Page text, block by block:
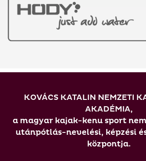
KOVÁCS KATALIN NEMZETI
AKADÉMIA,
a magyar kajak-kenu sport
utánpótlás-nevelési, képzési
központja.